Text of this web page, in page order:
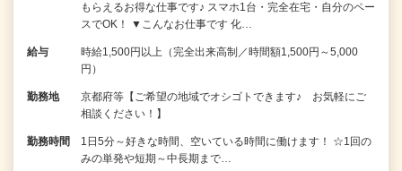
もらえるお得な仕事です♪ スマホ1台・完全在宅・自分のペー
スでOK！ ▼こんなお仕事です 化…
給与
時給1,500円以上（完全出来高制／時間額1,500円～5,000
円）
勤務地
京都府等【ご希望の地域でオシゴトできます♪ お気軽にご
相談ください！】
勤務時間
1日5分～好きな時間、空いている時間に働けます！ ☆1回の
みの単発や短期～中長期まで…